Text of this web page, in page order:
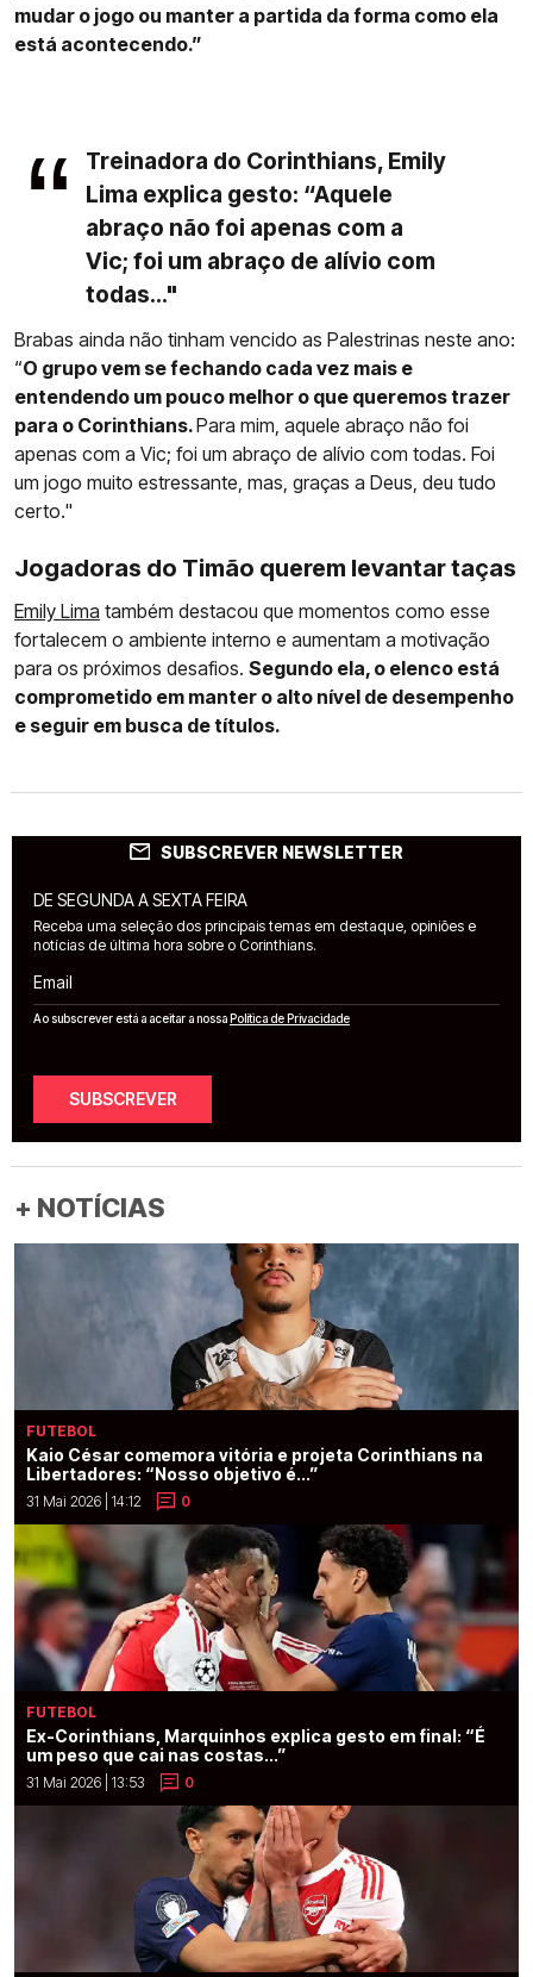
mudar o jogo ou manter a partida da forma como ela
está acontecendo.”
Treinadora do Corinthians, Emily
Lima explica gesto: “Aquele
abraço não foi apenas com a
Vic; foi um abraço de alívio com
todas..."
Brabas ainda não tinham vencido as Palestrinas neste ano:
“O grupo vem se fechando cada vez mais e
entendendo um pouco melhor o que queremos trazer
para o Corinthians.Para mim, aquele abraço não foi
apenas com a Vic; foi um abraço de alívio com todas. Foi
um jogo muito estressante, mas, graças a Deus, deu tudo
certo."
Jogadoras do Timão querem levantar taças
Emily Lima também destacou que momentos como esse
fortalecem o ambiente interno e aumentam a motivação
para os próximos desafios. Segundo ela, o elenco está
comprometido em manter o alto nível de desempenho
e seguir em busca de títulos.
SUBSCREVER NEWSLETTER
DE SEGUNDA A SEXTA FEIRA
Receba uma seleção dos principais temas em destaque, opiniões e
notícias de última hora sobre o Corinthians.
Email
Ao subscrever está a aceitar a nossaPolítica de Privacidade
SUBSCREVER
+ NOTÍCIAS
FUTEBOL
Kaio César comemora vitória e projeta Corinthians na
Libertadores: “Nosso objetivo é...”
31 Mai 2026 | 14:12 0
FUTEBOL
Ex-Corinthians, Marquinhos explica gesto em final: “É
um peso que cai nas costas...”
31 Mai 2026 | 13:53 0